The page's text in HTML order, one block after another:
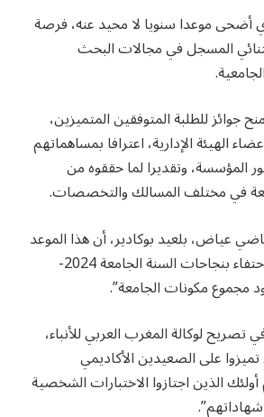
أضحى موعدا سنويا لا محيد عنه، فرصة
المسجل في مجالات البحث
جوائز للطلبة المتوفقين المتميزين،
الهيئة الإدارية، اعترافا بمساهماتهم
المؤسسة، وتقديرا لما حققوه من
في مختلف المسالك والتخصصات.
عياض، بلعيد بوكادير، أن هذا الموعد
يشكل “لحظة قوية للاحتفاء بنجاحات السنة الجامعة 2024-
تصريح لوكالة المغرب العربي للأنباء،
على الصعيدين الأكاديمي
الذين اجتازوا الاختبارات الشخصية